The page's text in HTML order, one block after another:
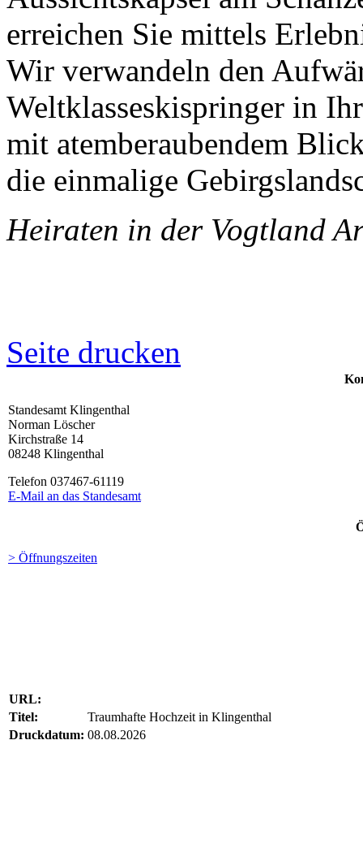
erreichen Sie mittels
Wir verwandeln den
Weltklasseskispringer in
mit atemberaubendem
die einmalige
Heiraten in der Vogtland
Seite drucken
Standesamt Klingenthal
Norman Löscher
Kirchstraße 14
08248 Klingenthal
Telefon 037467-61119
E-Mail an das Standesamt
> Öffnungszeiten
URL:
Titel:
Traumhafte Hochzeit in Klingenthal
Druckdatum: 08.08.2026